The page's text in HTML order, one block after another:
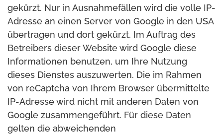
gekürzt. Nur in Ausnahmefällen wird die volle IP-
Adresse an einen Server von Google in den USA
übertragen und dort gekürzt. Im Auftrag des
Betreibers dieser Website wird Google diese
Informationen benutzen, um Ihre Nutzung
dieses Dienstes auszuwerten. Die im Rahmen
von reCaptcha von Ihrem Browser übermittelte
IP-Adresse wird nicht mit anderen Daten von
Google zusammengeführt. Für diese Daten
gelten die abweichenden